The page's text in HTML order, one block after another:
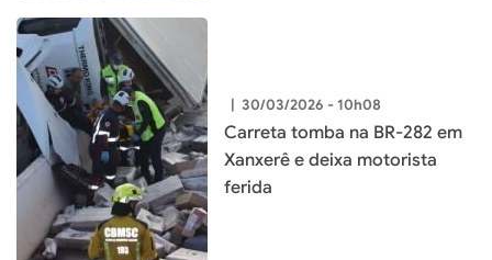
30/03/2026 - 10h08
Carreta tomba na BR-282 em
Xanxerê e deixa motorista
ferida